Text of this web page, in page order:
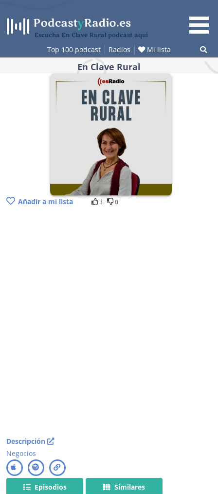
contenido
Escucha En Clave Rural podcast aquí
Top 100 podcast Radios Mi lista
En Clave Rural
Añadir a mi lista 3 0
Descripción
Negocios
Episodios
Similares